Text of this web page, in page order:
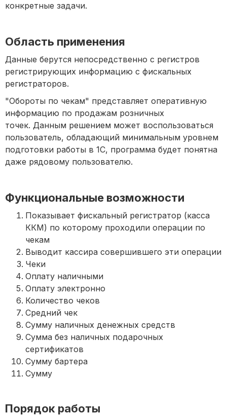
конкретные задачи.
Область применения
Данные берутся непосредственно с регистров
регистрирующих информацию с фискальных
регистраторов.
"Обороты по чекам" представляет оперативную
информацию по продажам розничных
точек. Данным решением может воспользоваться
пользователь, обладающий минимальным уровнем
подготовки работы в 1С, программа будет понятна
даже рядовому пользователю.
Функциональные возможности
Показывает фискальный регистратор (касса
ККМ) по которому проходили операции по
чекам
Выводит кассира совершившего эти операции
Чеки
Оплату наличными
Оплату электронно
Количество чеков
Средний чек
Сумму наличных денежных средств
Сумма без наличных подарочных
сертификатов
Сумму бартера
Сумму
Порядок работы